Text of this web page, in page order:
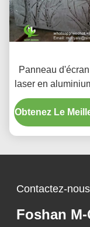
Panneau
laser en
de poudre
couleurs
personnalisées
1000x2000 mm
Obtenez Le
Contactez-nous
Foshan